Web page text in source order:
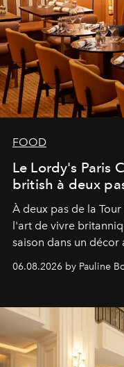
FOOD
Le Lordy's Paris
british à deux
À deux pas de la
l'art de vivre
saison dans un décor
06.08.2026 by Pauline